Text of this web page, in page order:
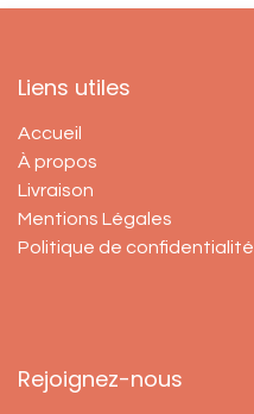
Liens utiles
Accueil
À propos
Livraison
Mentions Légales
Politique de confidentialité
Rejoignez-nous